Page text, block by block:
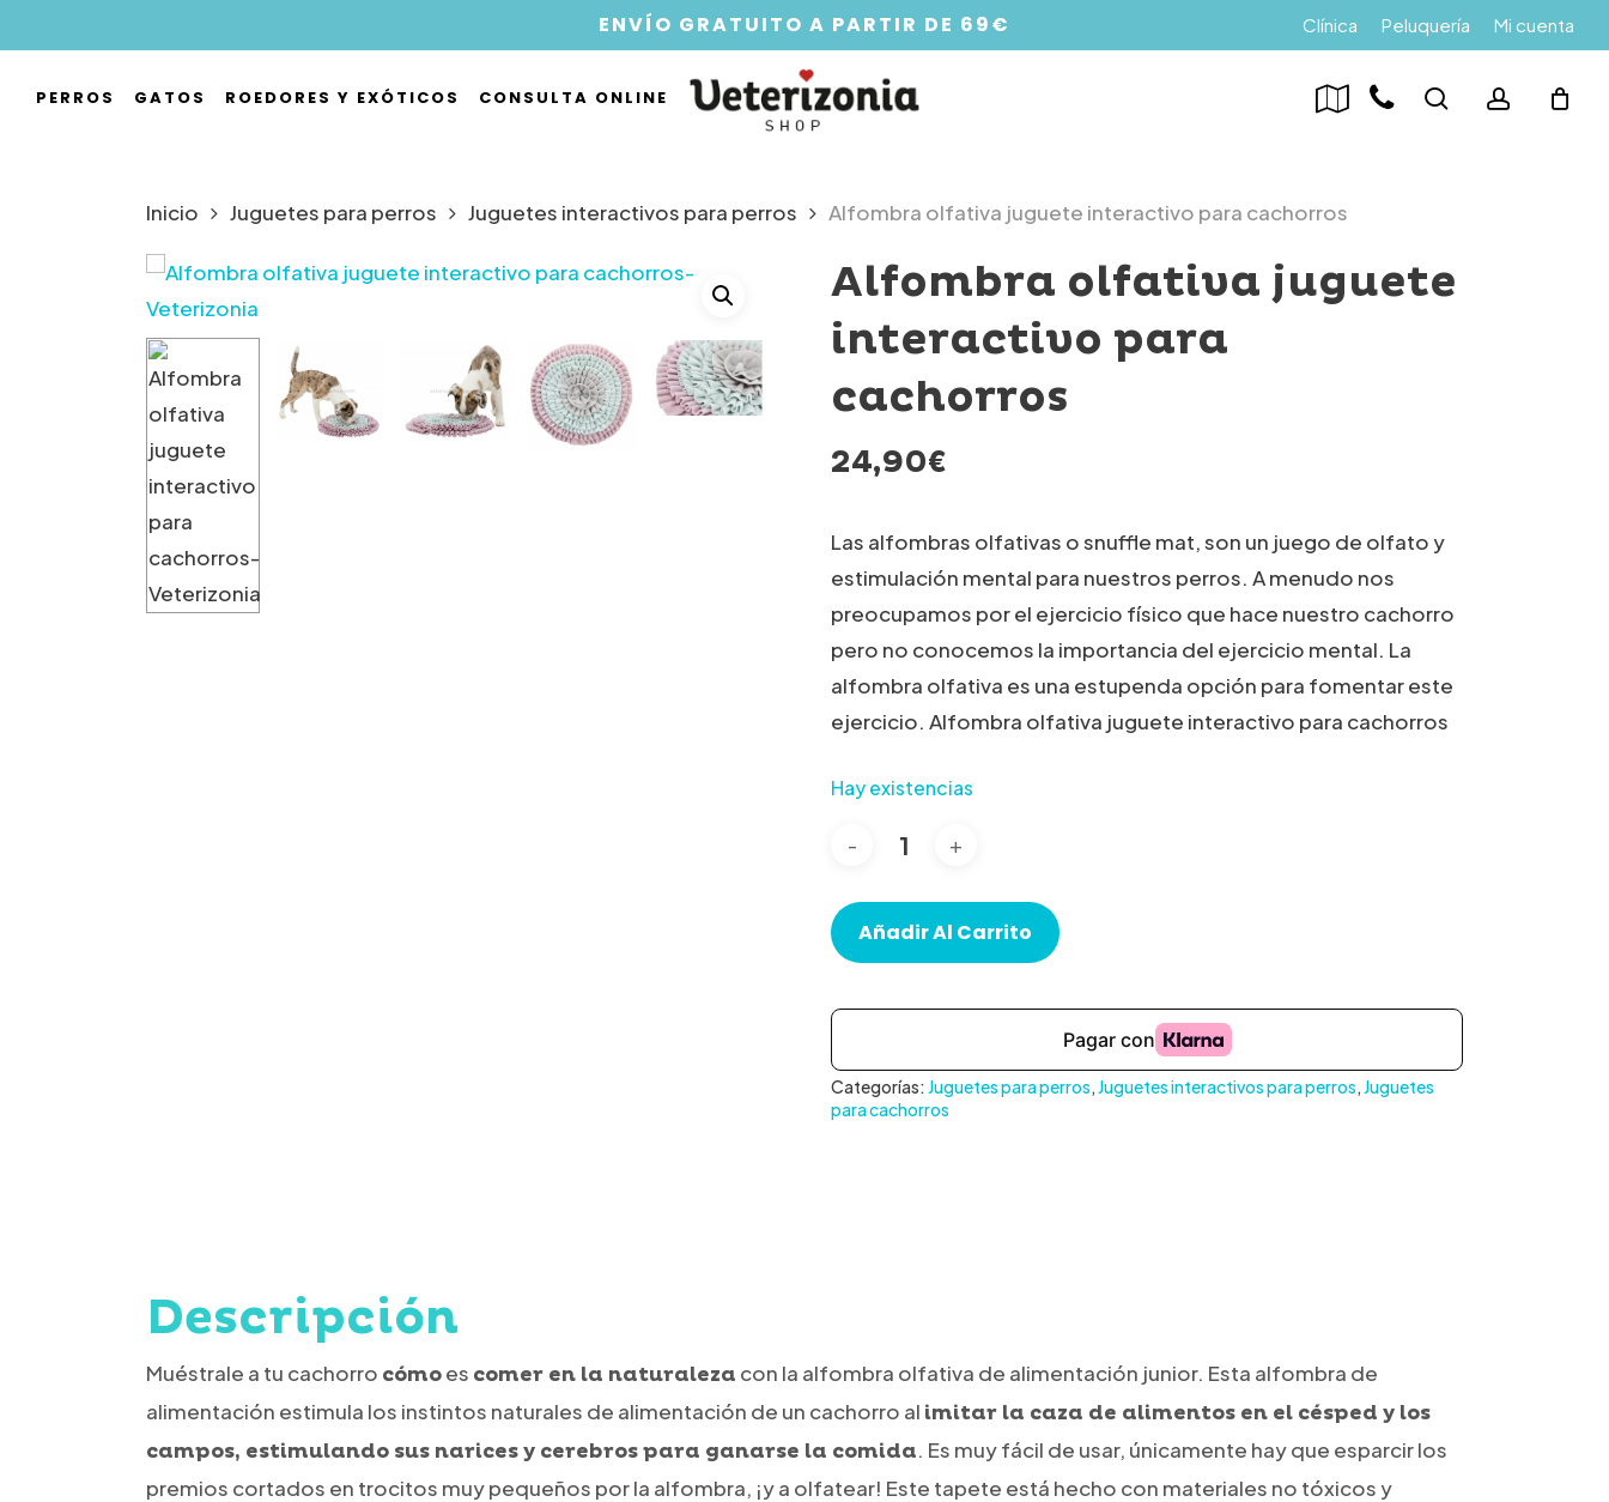
to
main
ENVÍO GRATUITO A PARTIR DE 69€ Clínica Peluquería Mi cuenta
PERROS GATOS ROEDORES Y EXÓTICOS CONSULTA ONLINE search account
Inicio Juguetes para perros Juguetes interactivos para perros Alfombra olfativa juguete interactivo para cachorros
Alfombra olfativa juguete
interactivo para
cachorros
24,90€
Las alfombras olfativas o snuffle mat, son un juego de olfato y
estimulación mental para nuestros perros. A menudo nos
preocupamos por el ejercicio físico que hace nuestro cachorro
pero no conocemos la importancia del ejercicio mental. La
alfombra olfativa es una estupenda opción para fomentar este
ejercicio. Alfombra olfativa juguete interactivo para cachorros
Hay existencias
Añadir Al Carrito
Categorías: Juguetes para perros, Juguetes interactivos para perros, Juguetes
para cachorros
Descripción
Muéstrale a tu cachorro cómoes comer en la naturaleza con la alfombra olfativa de alimentación junior. Esta alfombra de
alimentación estimula los instintos naturales de alimentación de un cachorro al imitar la caza de alimentos en el césped y los
campos, estimulando sus narices y cerebros para ganarse la comida. Es muy fácil de usar, únicamente hay que esparcir los
premios cortados en trocitos muy pequeños por la alfombra, ¡y a olfatear! Este tapete está hecho con materiales no tóxicos y
Menu